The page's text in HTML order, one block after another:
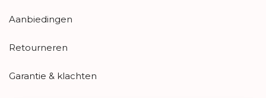
Aanbiedingen
Retourneren
Garantie & klachten